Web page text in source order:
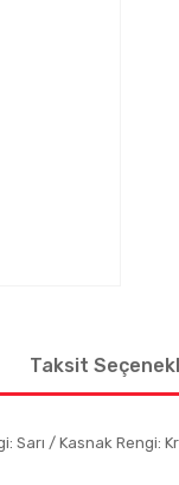
Taksit
Sarı / Kasnak Rengi: